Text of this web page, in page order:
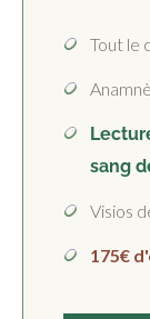
Tout le
sang
Visios
175€